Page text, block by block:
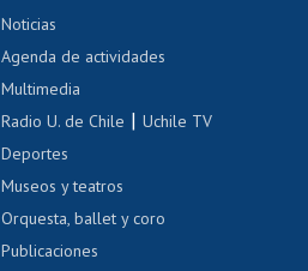
Certificado de renta
Certificado de renta
Gestión de correo uchile
Acoso laboral, sexual y violencia
Noticias
Agenda de actividades
Multimedia
Radio U. de Chile |Uchile TV
Deportes
Museos y teatros
Orquesta, ballet y coro
Publicaciones